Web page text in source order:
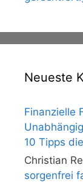
Neueste
Finanzielle
10 Tipps
Christian
sorgenfrei